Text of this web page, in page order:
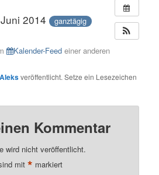
2014 ganztägig
Kalender-Feed einer anderen
Aleksveröffentlicht. Setze ein Lesezeichen
Kommentar
wird nicht veröffentlicht.
mit* markiert